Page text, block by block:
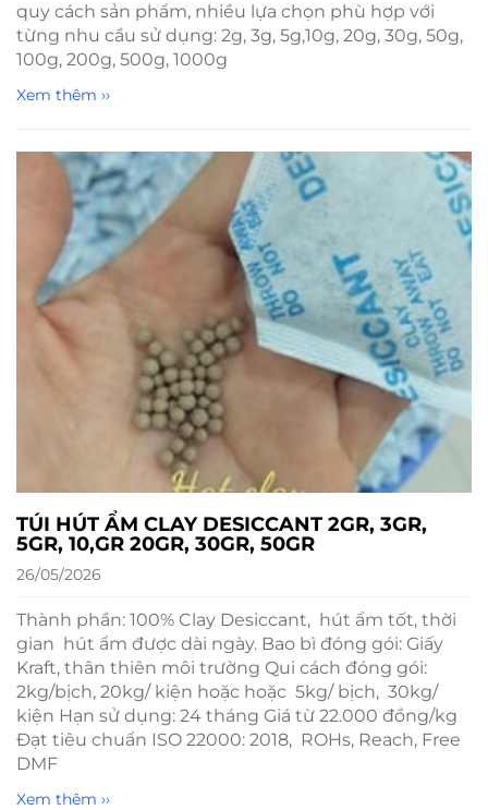
quy cách sản phẩm, nhiều lựa chọn phù hợp với
từng nhu cầu sử dụng: 2g, 3g, 5g,10g, 20g, 30g, 50g,
100g, 200g, 500g, 1000g
Xem thêm ››
TÚI HÚT ẨM CLAY DESICCANT 2GR, 3GR,
5GR, 10,GR 20GR, 30GR, 50GR
26/05/2026
Thành phần: 100% Clay Desiccant, hút ẩm tốt, thời
gian hút ẩm được dài ngày. Bao bì đóng gói: Giấy
Kraft, thân thiên môi trường Qui cách đóng gói:
2kg/bịch, 20kg/ kiện hoặc hoặc 5kg/ bịch, 30kg/
kiện Hạn sử dụng: 24 tháng Giá từ 22.000 đồng/kg
Đạt tiêu chuẩn ISO 22000: 2018, ROHs, Reach, Free
DMF
Xem thêm ››